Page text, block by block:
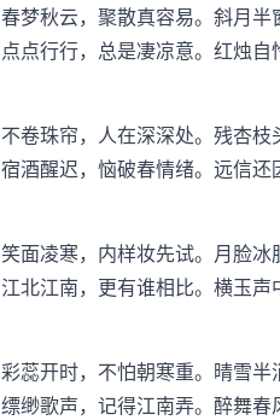
梦秋云，聚散真容易。斜月半
点行行，总是凄凉意。红烛自
卷珠帘，人在深深处。残杏枝
酒醒迟，恼破春情绪。远信还
面凌寒，内样妆先试。月脸冰
北江南，更有谁相比。横玉声
蕊开时，不怕朝寒重。晴雪半
缈歌声，记得江南弄。醉舞春